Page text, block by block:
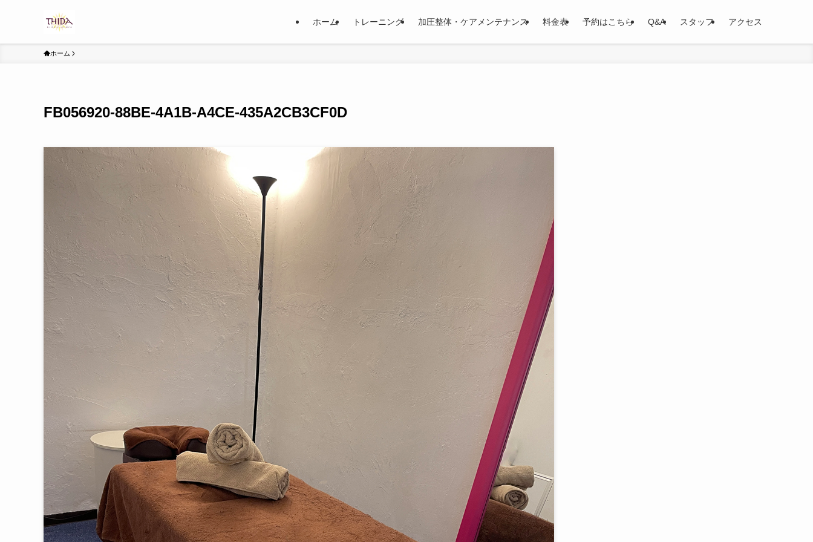
ホーム トレーニング 加圧整体・ケアメンテナンス 料金表 予約はこちら Q&A スタッフ アクセス
ホーム
FB056920-88BE-4A1B-A4CE-435A2CB3CF0D